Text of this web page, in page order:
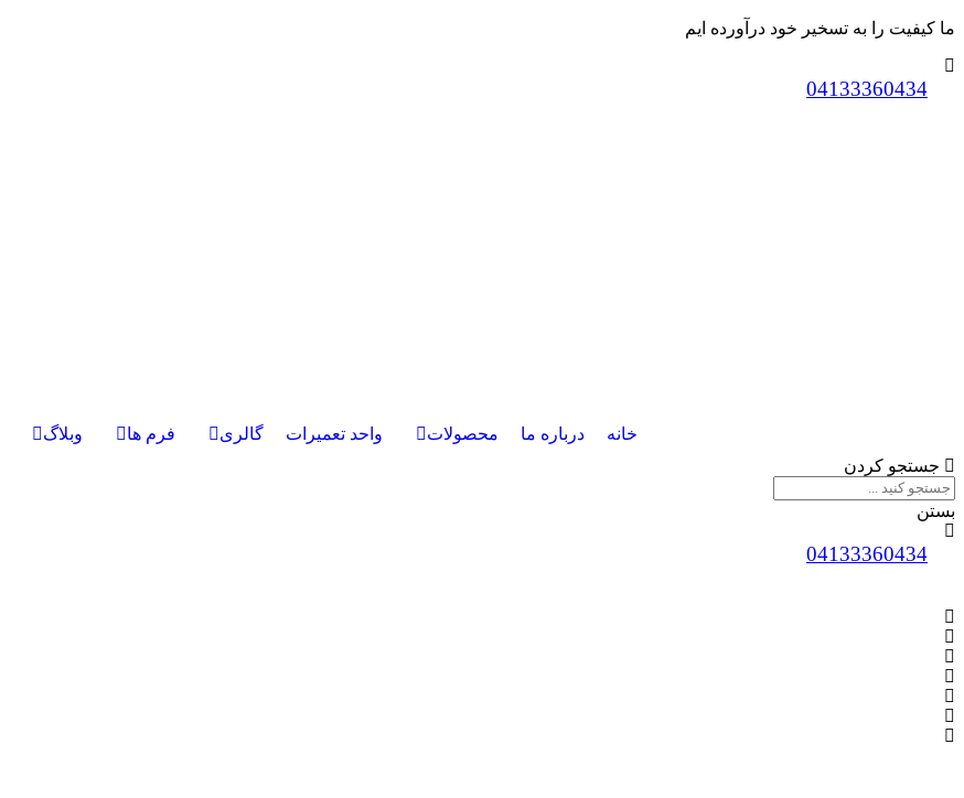
ما کیفیت را به تسخیر خود درآورده ایم
04133360434
خانه درباره ما محصولات واحد تعمیرات گالری فرم ها وبلاگ
جستجو کردن
بستن
04133360434